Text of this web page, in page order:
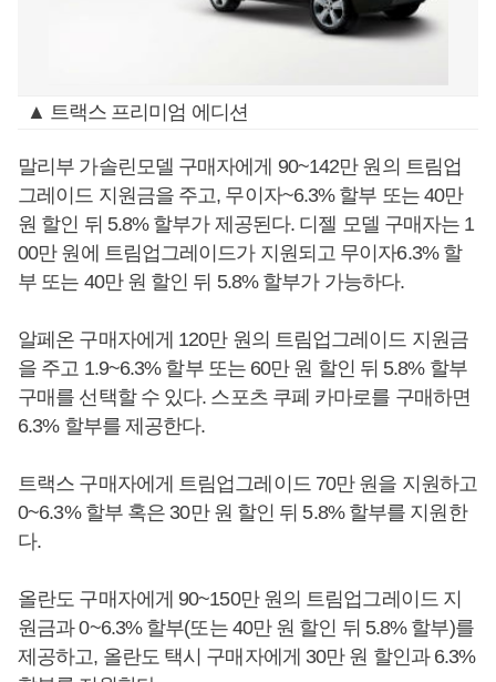
▲ 트랙스 프리미엄 에디션
말리부 가솔린모델 구매자에게 90~142만 원의 트림업
그레이드 지원금을 주고, 무이자~6.3% 할부 또는 40만
원 할인 뒤 5.8% 할부가 제공된다. 디젤 모델 구매자는 1
00만 원에 트림업그레이드가 지원되고 무이자6.3% 할
부 또는 40만 원 할인 뒤 5.8% 할부가 가능하다.
알페온 구매자에게 120만 원의 트림업그레이드 지원금
을 주고 1.9~6.3% 할부 또는 60만 원 할인 뒤 5.8% 할부
구매를 선택할 수 있다. 스포츠 쿠페 카마로를 구매하면
6.3% 할부를 제공한다.
트랙스 구매자에게 트림업그레이드 70만 원을 지원하고
0~6.3% 할부 혹은 30만 원 할인 뒤 5.8% 할부를 지원한
다.
올란도 구매자에게 90~150만 원의 트림업그레이드 지
원금과 0~6.3% 할부(또는 40만 원 할인 뒤 5.8% 할부)를
제공하고, 올란도 택시 구매자에게 30만 원 할인과 6.3%